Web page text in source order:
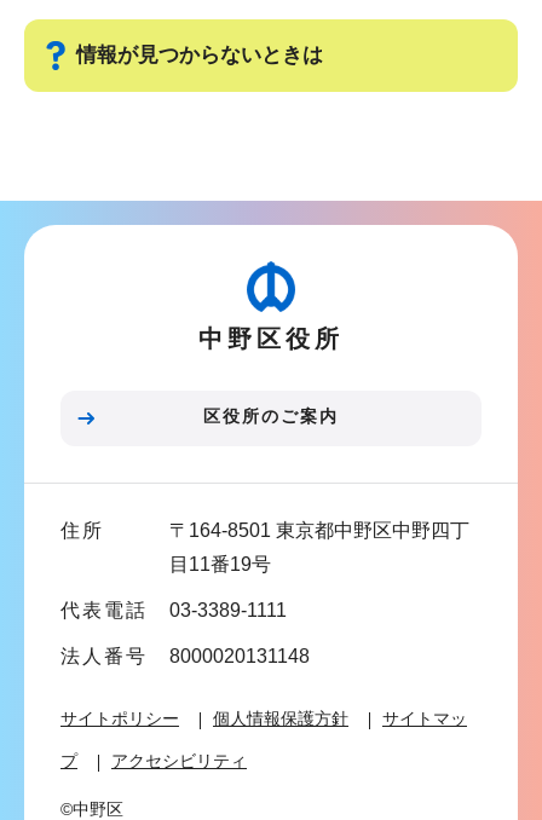
情報が見つからないときは
ナ
ビ
中野区役所
区役所のご案内
住所
〒164-8501 東京都中野区中野四丁
目11番19号
代表電話 03-3389-1111
法人番号 8000020131148
サイトポリシー 個人情報保護方針 サイトマッ
プ アクセシビリティ
©中野区